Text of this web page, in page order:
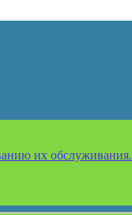
их обслуживания.